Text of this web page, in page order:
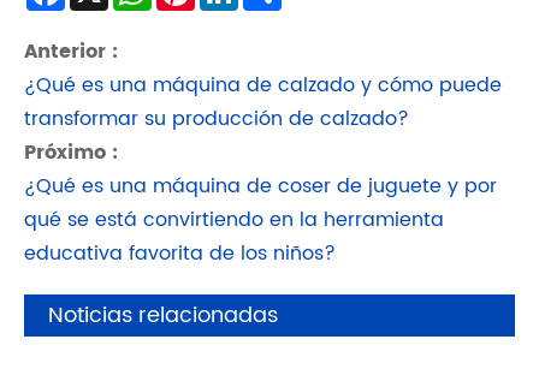
Anterior :
¿Qué es una máquina de calzado y cómo puede
transformar su producción de calzado?
Próximo :
¿Qué es una máquina de coser de juguete y por
qué se está convirtiendo en la herramienta
educativa favorita de los niños?
Noticias relacionadas